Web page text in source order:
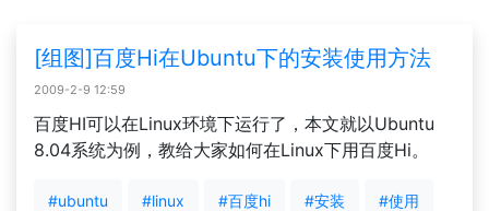
[组图]百度Hi在Ubuntu下的安装使用方法
2009-2-9 12:59
百度HI可以在Linux环境下运行了，本文就以Ubuntu
8.04系统为例，教给大家如何在Linux下用百度Hi。
#ubuntu #linux #百度hi #安装 #使用